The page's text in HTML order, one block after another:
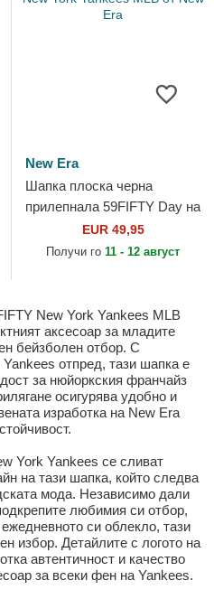
New Era
Шапка плоска черна
прилепнала 59FIFTY Day на
New York Yankees MLB от
New Era
EUR 49,95
Получи го 11 - 12 август
New York Yankees MLB
аксесоар за младите
бейзболен отбор. С
отпред, тази шапка е
за нюйоркския франчайз
осигурява удобно и
изработка на New Era
York Yankees се сливат
на тази шапка, който следва
мода. Независимо дали
любимия си отбор,
си облекло, тази
избор. Детайлите с логото на
автентичност и качество
за всеки фен на Yankees.